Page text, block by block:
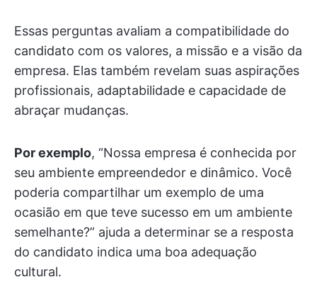
Essas perguntas avaliam a compatibilidade do
candidato com os valores, a missão e a visão da
empresa. Elas também revelam suas aspirações
profissionais, adaptabilidade e capacidade de
abraçar mudanças.
Por exemplo, “Nossa empresa é conhecida por
seu ambiente empreendedor e dinâmico. Você
poderia compartilhar um exemplo de uma
ocasião em que teve sucesso em um ambiente
semelhante?” ajuda a determinar se a resposta
do candidato indica uma boa adequação
cultural.